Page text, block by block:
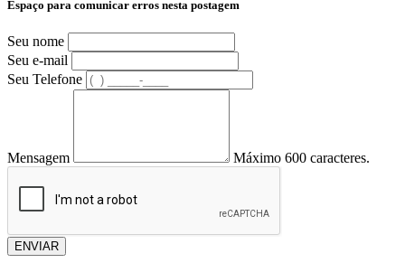
Espaço para comunicar erros nesta postagem
Seu nome
Seu e-mail
Seu Telefone
Mensagem Máximo 600 caracteres.
ENVIAR